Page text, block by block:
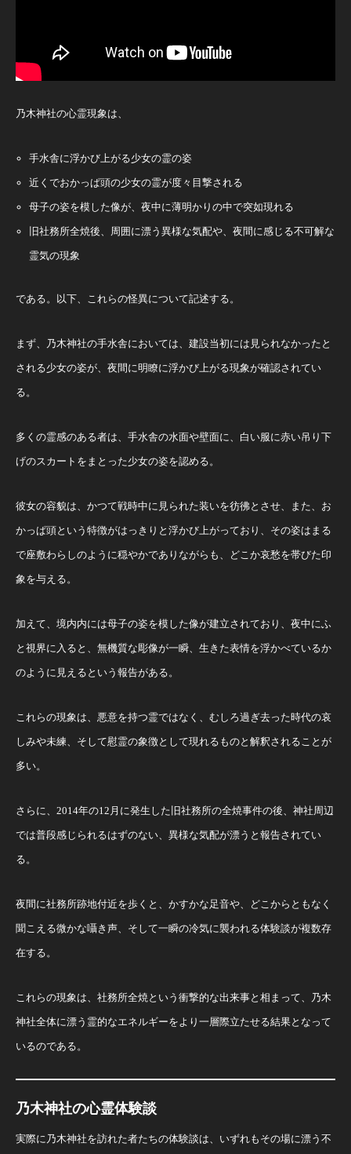
乃木神社の心霊現象は、
手水舎に浮かび上がる少女の霊の姿
近くでおかっぱ頭の少女の霊が度々目撃される
母子の姿を模した像が、夜中に薄明かりの中で突如現れる
旧社務所全焼後、周囲に漂う異様な気配や、夜間に感じる不可解な
霊気の現象
である。以下、これらの怪異について記述する。
まず、乃木神社の手水舎においては、建設当初には見られなかったと
される少女の姿が、夜間に明瞭に浮かび上がる現象が確認されてい
る。
多くの霊感のある者は、手水舎の水面や壁面に、白い服に赤い吊り下
げのスカートをまとった少女の姿を認める。
彼女の容貌は、かつて戦時中に見られた装いを彷彿とさせ、また、お
かっぱ頭という特徴がはっきりと浮かび上がっており、その姿はまる
で座敷わらしのように穏やかでありながらも、どこか哀愁を帯びた印
象を与える。
加えて、境内内には母子の姿を模した像が建立されており、夜中にふ
と視界に入ると、無機質な彫像が一瞬、生きた表情を浮かべているか
のように見えるという報告がある。
これらの現象は、悪意を持つ霊ではなく、むしろ過ぎ去った時代の哀
しみや未練、そして慰霊の象徴として現れるものと解釈されることが
多い。
さらに、2014年の12月に発生した旧社務所の全焼事件の後、神社周辺
では普段感じられるはずのない、異様な気配が漂うと報告されてい
る。
夜間に社務所跡地付近を歩くと、かすかな足音や、どこからともなく
聞こえる微かな囁き声、そして一瞬の冷気に襲われる体験談が複数存
在する。
これらの現象は、社務所全焼という衝撃的な出来事と相まって、乃木
神社全体に漂う霊的なエネルギーをより一層際立たせる結果となって
いるのである。
乃木神社の心霊体験談
実際に乃木神社を訪れた者たちの体験談は、いずれもその場に漂う不